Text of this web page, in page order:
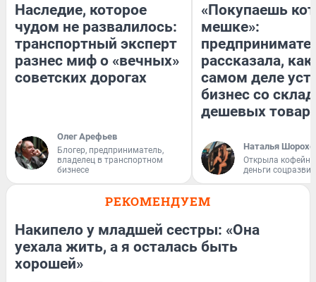
Наследие, которое
чудом не развалилось:
транспортный эксперт
разнес миф о «вечных»
советских дорогах
Олег Арефьев
Блогер, предприниматель,
владелец в транспортном
бизнесе
«Покупаешь
мешке»:
рассказала, как
самом деле
бизнес со
дешевых
Наталья
Открыла
деньги
РЕКОМЕНДУЕМ
Накипело у младшей сестры: «Она
уехала жить, а я осталась быть
хорошей»